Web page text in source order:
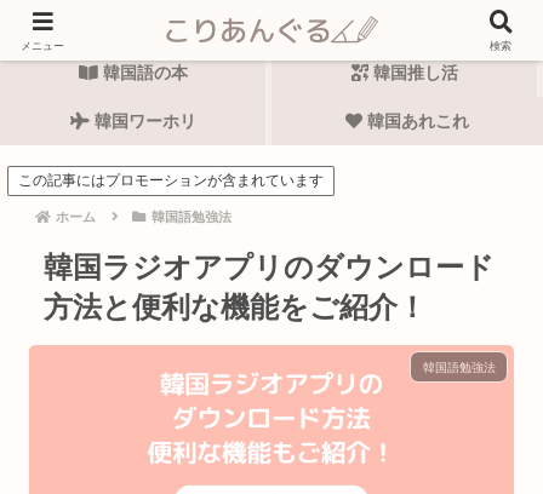
韓国語勉強法 韓国語表現
韓国語の本 韓国推し活
韓国ワーホリ 韓国あれこれ
この記事にはプロモーションが含まれています
ホーム 韓国語勉強法
韓国ラジオアプリのダウンロード
方法と便利な機能をご紹介！
韓国語勉強法
メニュー 検索